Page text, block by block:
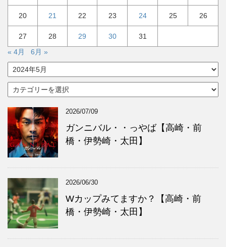
20 21 22 23 24 25 26
27 28 29 30
31
« 4月
6月 »
ア
ー
カ
イ
ブ
カ
テ
ゴ
ー
2026/07/09
ガンニバル・・っやば【高崎・前
橋・伊勢崎・太田】
2026/06/30
Wカップみてますか？【高崎・前
橋・伊勢崎・太田】